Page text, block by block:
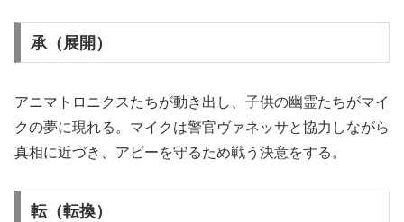
承（展開）
アニマトロニクスたちが動き出し、子供の幽霊たちがマイ
クの夢に現れる。マイクは警官ヴァネッサと協力しながら
真相に近づき、アビーを守るため戦う決意をする。
転（転換）